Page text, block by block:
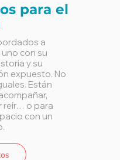
para el
a
con su
y su
expuesto. No
Están
reír… o para
con un